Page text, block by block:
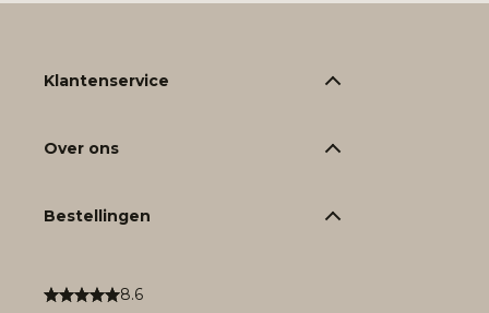
8.6
Klantenservice
Over ons
Bestellingen